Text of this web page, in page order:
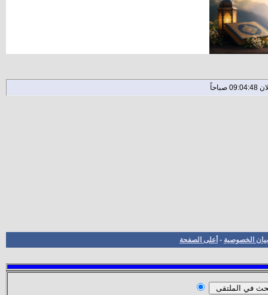
بيان الخصوصية - أعلى الصفحة